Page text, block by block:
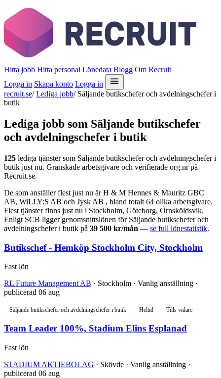
Hitta jobb Hitta personal Lönedata Blogg Om Recruit
Logga in Skapa konto Logga in
recruit.se/ Lediga jobb/ Säljande butikschefer och avdelningschefer i
butik
Lediga jobb som Säljande butikschefer
och avdelningschefer i butik
125 lediga tjänster som Säljande butikschefer och avdelningschefer i
butik just nu. Granskade arbetsgivare och verifierade org.nr på
Recruit.se.
De som anställer flest just nu är H & M Hennes & Mauritz GBC
AB, WiLLY:S AB och Jysk AB , bland totalt 64 olika arbetsgivare.
Flest tjänster finns just nu i Stockholm, Göteborg, Örnsköldsvik.
Enligt SCB ligger genomsnittslönen för Säljande butikschefer och
avdelningschefer i butik på 39 500 kr/mån — se full lönestatistik.
Butikschef - Hemköp Stockholm City, Stockholm
Fast lön
RL Future Management AB · Stockholm · Vanlig anställning ·
publicerad 06 aug
Säljande butikschefer och avdelningschefer i butik Heltid Tills vidare
Team Leader 100%, Stadium Elins Esplanad
Fast lön
STADIUM AKTIEBOLAG · Skövde · Vanlig anställning ·
publicerad 06 aug